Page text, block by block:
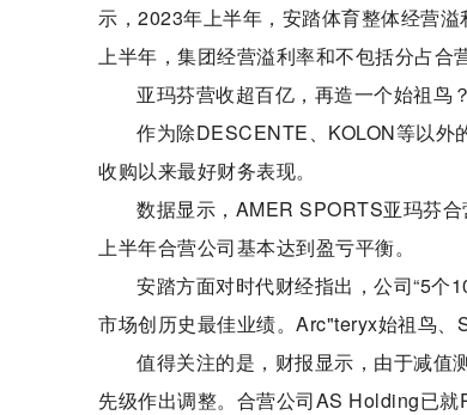
示，2023年上半年，安踏体育整体经营
上半年，集团经营溢利率和不包括分占合
亚玛芬营收超百亿，再造一个始祖鸟？
作为除DESCENTE、KOLON等以外
收购以来最好财务表现。
数据显示，AMER SPORTS亚玛芬
上半年合营公司基本达到盈亏平衡。
安踏方面对时代财经指出，公司“5个
市场创历史最佳业绩。Arc"teryx始祖鸟
值得关注的是，财报显示，由于减值
先级作出调整。合营公司AS Holding已就